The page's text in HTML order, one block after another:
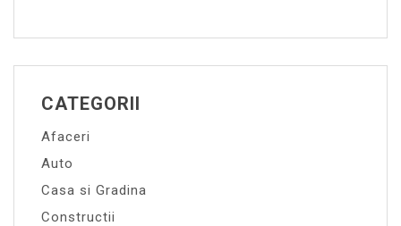
CATEGORII
Afaceri
Auto
Casa si Gradina
Constructii